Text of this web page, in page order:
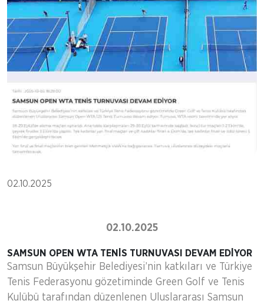
02.10.2025
02.10.2025
SAMSUN OPEN WTA TENİS TURNUVASI DEVAM EDİYOR
Samsun Büyükşehir Belediyesi’nin katkıları ve Türkiye
Tenis Federasyonu gözetiminde Green Golf ve Tenis
Kulübü tarafından düzenlenen Uluslararası Samsun